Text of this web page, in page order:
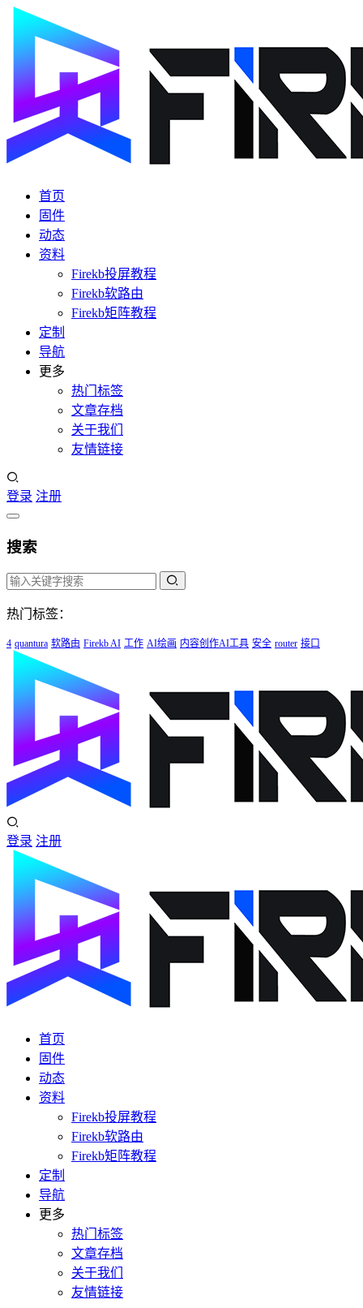
首页
固件
动态
资料
Firekb投屏教程
Firekb软路由
Firekb矩阵教程
定制
导航
更多
热门标签
文章存档
关于我们
友情链接
登录 注册
搜索
热门标签：
4 quantura 软路由 Firekb AI 工作 AI绘画 内容创作AI工具 安全 router 接口
登录 注册
首页
固件
动态
资料
Firekb投屏教程
Firekb软路由
Firekb矩阵教程
定制
导航
更多
热门标签
文章存档
关于我们
友情链接